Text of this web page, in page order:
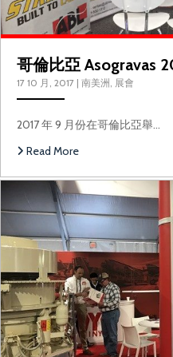
哥倫比亞 Asogravas
17 10 月, 2017 | 南美洲 , 展會
2017 年 9 月份在哥倫比亞舉…
Read More